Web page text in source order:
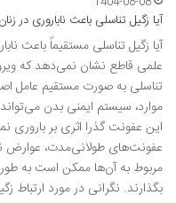
آیا زگیل تناسلی باعث ناباروری در
آیا زگیل تناسلی مستقیماً باعث
تناسلی به صورت مستقیم عامل
موارد، سیستم ایمنی بدن
این عفونت گذرا اثری بر باروری
عفونت‌های طولانی‌مدت، عوارض
مربوط به آن‌ها ممکن است به طور
بگذارند. نگرانی در مورد ارتباط